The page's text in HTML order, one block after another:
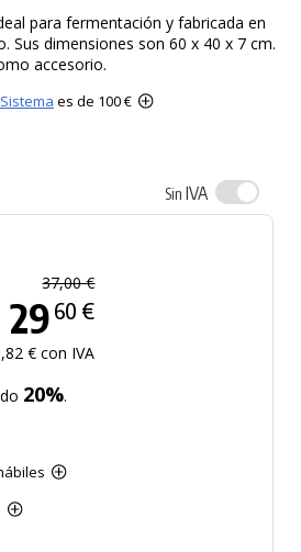
para fermentación y fabricada en
Sus dimensiones son 60 x 40 x 7 cm.
accesorio.
es de 100 €
Sin IVA
37,00 €
29 60 €
€ con IVA
20%.